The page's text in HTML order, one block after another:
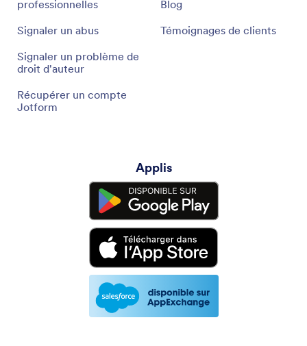
professionnelles
Signaler un abus
Signaler un problème de
droit d'auteur
Récupérer un compte
Jotform
Blog
Témoignages de clients
Applis